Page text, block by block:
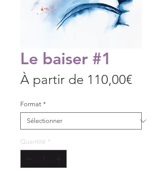
Le baiser #1
À partir de 110,00€Prix
Format *
Quantité *